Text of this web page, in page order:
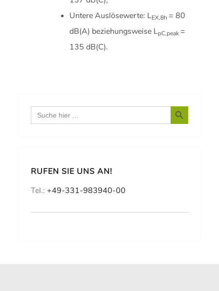
Untere Auslösewerte: LEX,8h = 80
dB(A) beziehungsweise LpC,peak =
135 dB(C).
Search
for:
Search Button
RUFEN SIE UNS AN!
Tel.: +49-331-983940-00